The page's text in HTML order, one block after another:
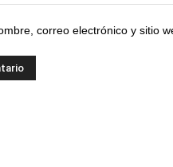
correo electrónico y sitio